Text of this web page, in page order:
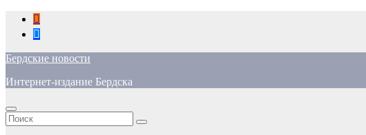
Перейти
содержимому
Бердские новости
Интернет-издание Бердска